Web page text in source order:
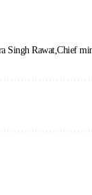
Singh Rawat Chief